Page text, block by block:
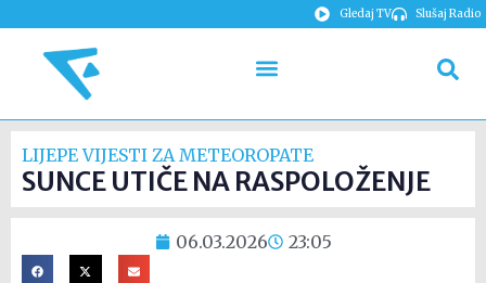
Gledaj TV Slušaj Radio
LIJEPE VIJESTI ZA METEOROPATE
SUNCE UTIČE NA RASPOLOŽENJE
06.03.2026 23:05